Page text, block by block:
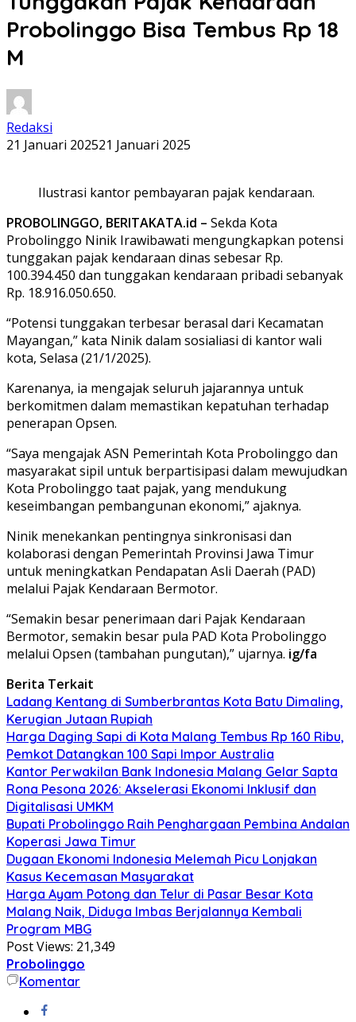
Probolinggo Bisa Tembus Rp 18
M
Redaksi
21 Januari 202521 Januari 2025
Ilustrasi kantor pembayaran pajak kendaraan.
PROBOLINGGO, BERITAKATA.id – Sekda Kota
Probolinggo Ninik Irawibawati mengungkapkan potensi
tunggakan pajak kendaraan dinas sebesar Rp.
100.394.450 dan tunggakan kendaraan pribadi sebanyak
Rp. 18.916.050.650.
“Potensi tunggakan terbesar berasal dari Kecamatan
Mayangan,” kata Ninik dalam sosialiasi di kantor wali
kota, Selasa (21/1/2025).
Karenanya, ia mengajak seluruh jajarannya untuk
berkomitmen dalam memastikan kepatuhan terhadap
penerapan Opsen.
“Saya mengajak ASN Pemerintah Kota Probolinggo dan
masyarakat sipil untuk berpartisipasi dalam mewujudkan
Kota Probolinggo taat pajak, yang mendukung
keseimbangan pembangunan ekonomi,” ajaknya.
Ninik menekankan pentingnya sinkronisasi dan
kolaborasi dengan Pemerintah Provinsi Jawa Timur
untuk meningkatkan Pendapatan Asli Daerah (PAD)
melalui Pajak Kendaraan Bermotor.
“Semakin besar penerimaan dari Pajak Kendaraan
Bermotor, semakin besar pula PAD Kota Probolinggo
melalui Opsen (tambahan pungutan),” ujarnya. ig/fa
Berita Terkait
Ladang Kentang di Sumberbrantas Kota Batu Dimaling,
Kerugian Jutaan Rupiah
Harga Daging Sapi di Kota Malang Tembus Rp 160 Ribu,
Pemkot Datangkan 100 Sapi Impor Australia
Kantor Perwakilan Bank Indonesia Malang Gelar Sapta
Rona Pesona 2026: Akselerasi Ekonomi Inklusif dan
Digitalisasi UMKM
Bupati Probolinggo Raih Penghargaan Pembina Andalan
Koperasi Jawa Timur
Dugaan Ekonomi Indonesia Melemah Picu Lonjakan
Kasus Kecemasan Masyarakat
Harga Ayam Potong dan Telur di Pasar Besar Kota
Malang Naik, Diduga Imbas Berjalannya Kembali
Program MBG
Post Views: 21,349
Probolinggo
Komentar